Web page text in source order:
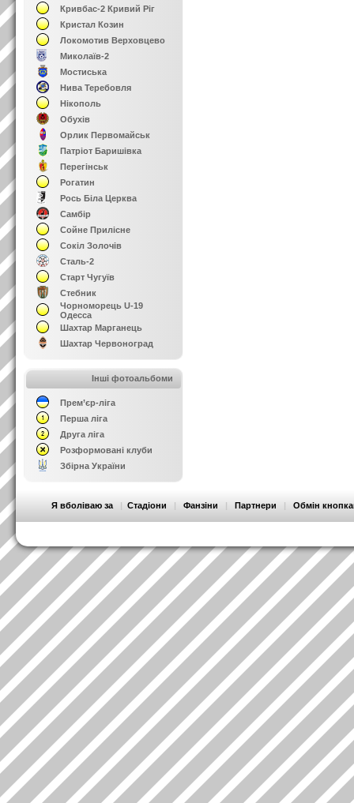
Кривбас-2 Кривий Ріг
Кристал Козин
Локомотив Верховцево
Миколаїв-2
Мостиська
Нива Теребовля
Нікополь
Обухів
Орлик Первомайськ
Патріот Баришівка
Перегінськ
Рогатин
Рось Біла Церква
Самбір
Сойне Прилісне
Сокіл Золочів
Сталь-2
Старт Чугуїв
Стебник
Чорноморець U-19
Одесса
Шахтар Марганець
Шахтар Червоноград
Інші фотоальбоми
Прем’єр-ліга
Перша ліга
Друга ліга
Розформовані клуби
Збірна України
Я вболіваю за | Стадіони | Фанзіни | Партнери | Обмін